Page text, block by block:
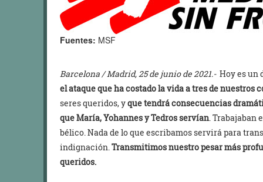
Fuentes: MSF
Barcelona / Madrid, 25 de junio de 2021.-Hoy es un
el ataque que ha costado la vida a tres de nuestros
seres queridos, yque tendrá consecuencias
que María, Yohannes y Tedros servían. Trabajaban
bélico. Nada de lo que escribamos servirá para
indignación.Transmitimos nuestro pesar más
queridos.